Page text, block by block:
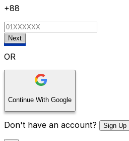
+88
Next
OR
Continue With Google
Don't have an account? Sign Up